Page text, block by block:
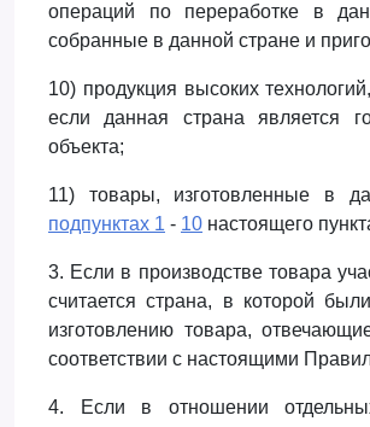
операций по переработке в
собранные в данной стране и
10) продукция высоких
если данная страна является
объекта;
11) товары, изготовленные в
подпунктах 1 - 10 настоящего
3. Если в производстве товара
считается страна, в которой
изготовлению товара,
соответствии с настоящими
4. Если в отношении